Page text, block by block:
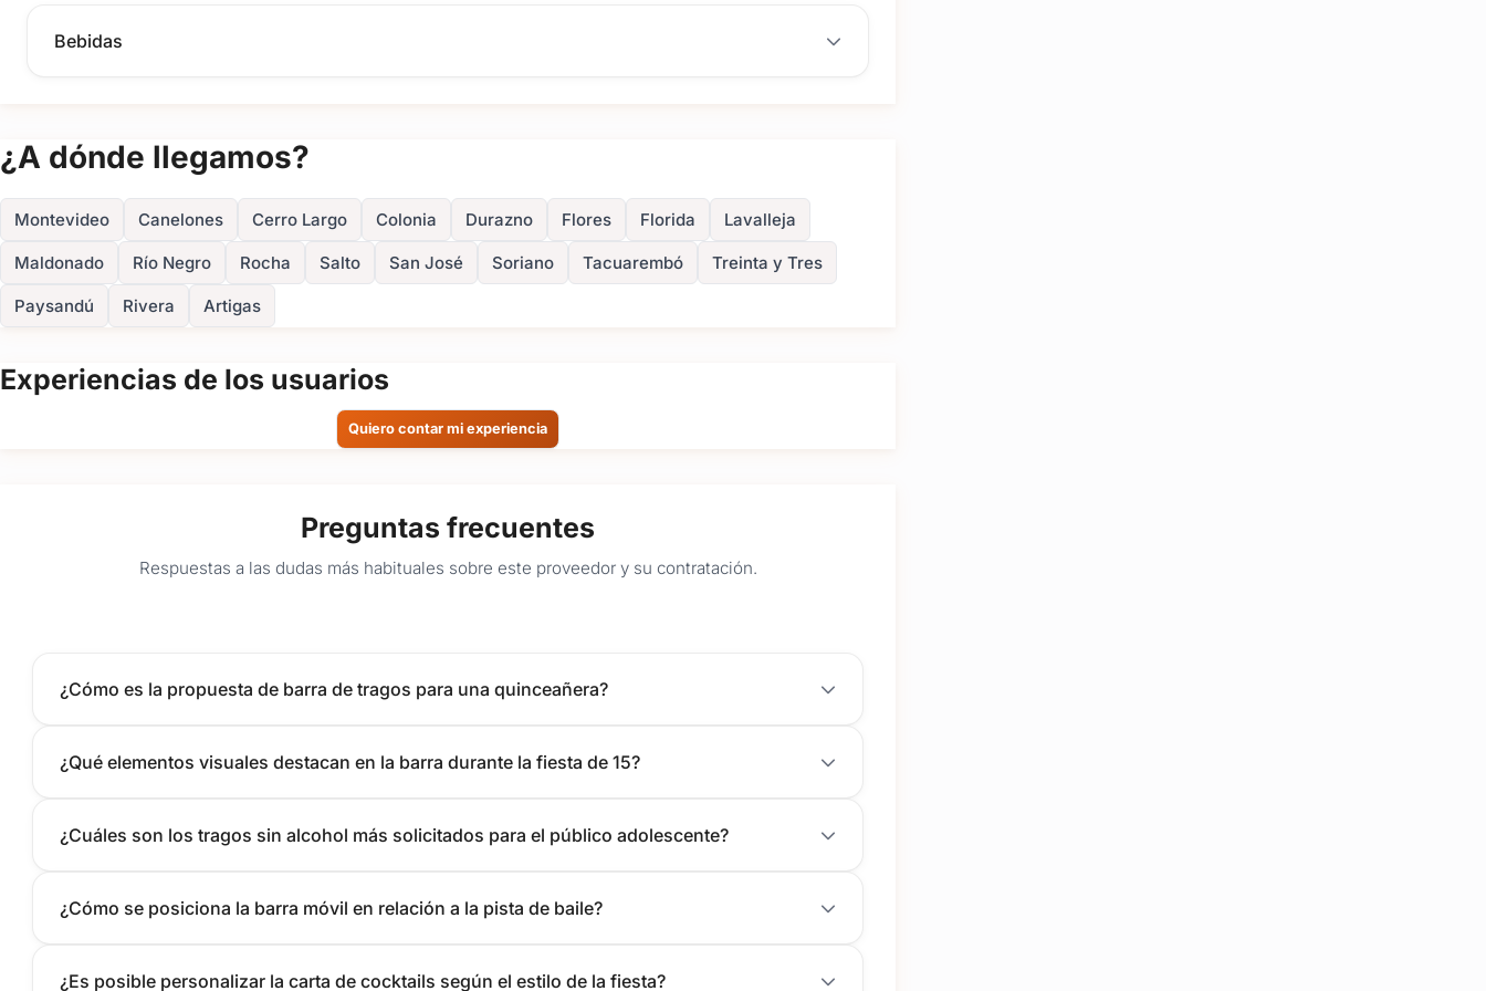
Bebidas
¿A dónde llegamos?
Montevideo Canelones Cerro Largo Colonia Durazno Flores Florida Lavalleja
Maldonado Río Negro Rocha Salto San José Soriano Tacuarembó Treinta y Tres
Paysandú Rivera Artigas
Experiencias de los usuarios
Quiero contar mi experiencia
Preguntas frecuentes
Respuestas a las dudas más habituales sobre este proveedor y su contratación.
¿Cómo es la propuesta de barra de tragos para una quinceañera?
¿Qué elementos visuales destacan en la barra durante la fiesta de 15?
¿Cuáles son los tragos sin alcohol más solicitados para el público adolescente?
¿Cómo se posiciona la barra móvil en relación a la pista de baile?
¿Es posible personalizar la carta de cocktails según el estilo de la fiesta?